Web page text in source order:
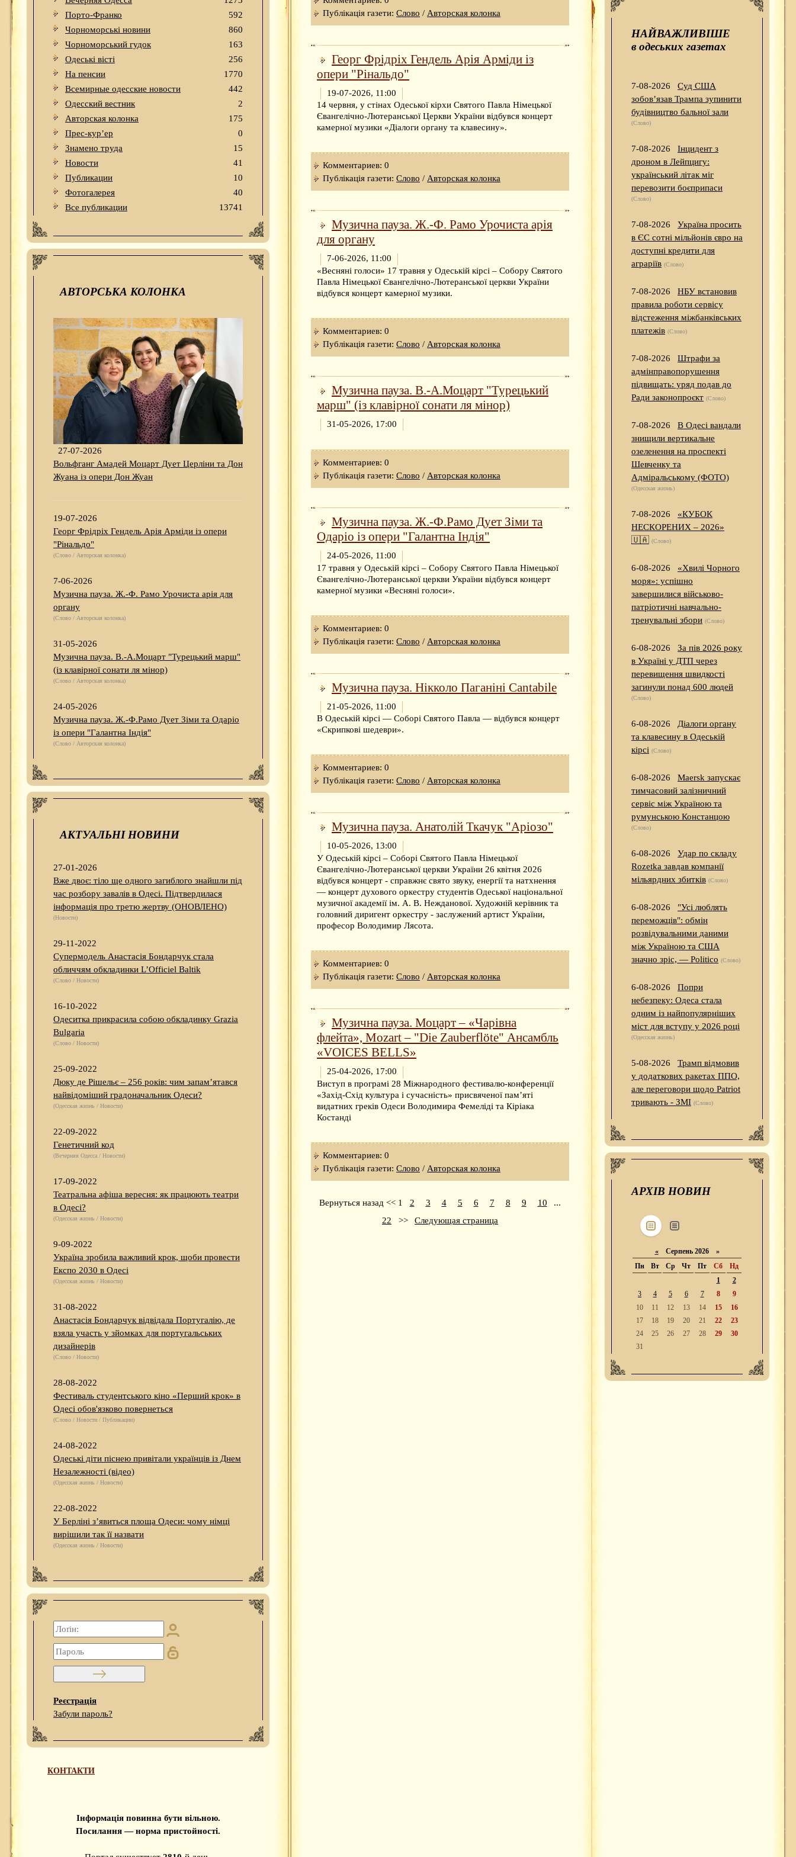
Порто-Франко
592
Чорноморські новини
860
Чорноморський гудок
163
Одеськi вiстi
256
На пенсии
1770
Всемирные одесские новости
442
Одесский вестник
2
Авторская колонка
175
Прес-кур’ер
0
Знамено труда
15
Новости
41
Публикации
10
Фотогалерея
40
Все публикации
13741
АВТОРСЬКА КОЛОНКА
27-07-2026
Вольфганг Амадей Моцарт Дует Церліни та Дон
Жуана із опери Дон Жуан
19-07-2026
Георг Фрідріх Гендель Арія Арміди із опери
"Рінальдо"
(Слово / Авторская колонка)
7-06-2026
Музична пауза. Ж.-Ф. Рамо Урочиста арія для
органу
(Слово / Авторская колонка)
31-05-2026
Музична пауза. В.-А.Моцарт "Турецький марш"
(із клавірної сонати ля мінор)
(Слово / Авторская колонка)
24-05-2026
Музична пауза. Ж.-Ф.Рамо Дует Зіми та Одаріо
із опери "Галантна Індія"
(Слово / Авторская колонка)
АКТУАЛЬНІ НОВИНИ
27-01-2026
Вже двоє: тіло ще одного загиблого знайшли під
час розбору завалів в Одесі. Підтвердилася
інформація про третю жертву (ОНОВЛЕНО)
(Новости)
29-11-2022
Супермодель Анастасія Бондарчук стала
обличчям обкладинки L’Officiel Baltik
(Слово / Новости)
16-10-2022
Одеситка прикрасила собою обкладинку Grazia
Bulgaria
(Слово / Новости)
25-09-2022
Дюку де Рішельє – 256 років: чим запам’ятався
найвідоміший градоначальник Одеси?
(Одесская жизнь / Новости)
22-09-2022
Генетичний код
(Вечерняя Одесса / Новости)
17-09-2022
Театральна афіша вересня: як працюють театри
в Одесі?
(Одесская жизнь / Новости)
9-09-2022
Україна зробила важливий крок, щоби провести
Експо 2030 в Одесі
(Одесская жизнь / Новости)
31-08-2022
Анастасія Бондарчук відвідала Португалію, де
взяла участь у зйомках для португальських
дизайнерів
(Слово / Новости)
28-08-2022
Фестиваль студентського кіно «Перший крок» в
Одесі обов'язково повернеться
(Слово / Новости / Публикации)
24-08-2022
Одеські діти піснею привітали українців із Днем
Незалежності (відео)
(Одесская жизнь / Новости)
22-08-2022
У Берліні з’явиться площа Одеси: чому німці
вирішили так її назвати
(Одесская жизнь / Новости)
Реєстрація
Забули пароль?
КОНТАКТИ
Інформація повинна бути вільною.
Посилання — норма пристойності.
Публікація газети: Слово / Авторская колонка
Георг Фрідріх Гендель Арія Арміди із
опери "Рінальдо"
19-07-2026, 11:00
14 червня, у стінах Одеської кірхи Святого Павла Німецької
Євангелічно-Лютеранської Церкви України відбувся концерт
камерної музики «Діалоги органу та клавесину».
Комментариев: 0
Публікація газети: Слово / Авторская колонка
Музична пауза. Ж.-Ф. Рамо Урочиста арія
для органу
7-06-2026, 11:00
«Весняні голоси» 17 травня у Одеській кірсі – Собору Святого
Павла Німецької Євангелічно-Лютеранської церкви України
відбувся концерт камерної музики.
Комментариев: 0
Публікація газети: Слово / Авторская колонка
Музична пауза. В.-А.Моцарт "Турецький
марш" (із клавірної сонати ля мінор)
31-05-2026, 17:00
Комментариев: 0
Публікація газети: Слово / Авторская колонка
Музична пауза. Ж.-Ф.Рамо Дует Зіми та
Одаріо із опери "Галантна Індія"
24-05-2026, 11:00
17 травня у Одеській кірсі – Собору Святого Павла Німецької
Євангелічно-Лютеранської церкви України відбувся концерт
камерної музики «Весняні голоси».
Комментариев: 0
Публікація газети: Слово / Авторская колонка
Музична пауза. Нікколо Паганіні Cantabile
21-05-2026, 11:00
В Одеській кірсі — Соборі Святого Павла — відбувся концерт
«Скрипкові шедеври».
Комментариев: 0
Публікація газети: Слово / Авторская колонка
Музична пауза. Анатолій Ткачук "Аріозо"
10-05-2026, 13:00
У Одеській кірсі – Соборі Святого Павла Німецької
Євангелічно-Лютеранської церкви України 26 квітня 2026
відбувся концерт - справжнє свято звуку, енергії та натхнення
— концерт духового оркестру студентів Одеської національної
музичної академії ім. А. В. Нежданової. Художній керівник та
головний диригент оркестру - заслужений артист України,
професор Володимир Лясота.
Комментариев: 0
Публікація газети: Слово / Авторская колонка
Музична пауза. Моцарт – «Чарівна
флейта», Mozart – "Die Zauberflöte" Ансамбль
«VOICES BELLS»
25-04-2026, 17:00
Виступ в програмі 28 Міжнародного фестивалю-конференції
«Захід-Схід культура і сучасність» присвяченої пам’яті
видатних греків Одеси Володимира Фемеліді та Кіріака
Костанді
Комментариев: 0
Публікація газети: Слово / Авторская колонка
Вернуться назад << 1 2 3 4 5 6 7 8 9 10
...
22
>> Следующая страница
НАЙВАЖЛИВІШЕ
в одеських газетах
7-08-2026
Суд США
зобов’язав Трампа зупинити
будівництво бальної зали
(Слово)
7-08-2026
Інцидент з
дроном в Лейпцигу:
український літак міг
перевозити боєприпаси
(Слово)
7-08-2026
Україна просить
в ЄС сотні мільйонів євро на
доступні кредити для
аграріїв (Слово)
7-08-2026
НБУ встановив
правила роботи сервісу
відстеження міжбанківських
платежів (Слово)
7-08-2026
Штрафи за
адмінправопорушення
підвищать: уряд подав до
Ради законопроєкт (Слово)
7-08-2026
В Одесі вандали
знищили вертикальне
озеленення на проспекті
Шевченку та
Адміральському (ФОТО)
(Одесская жизнь)
7-08-2026
«КУБОК
НЕСКОРЕНИХ – 2026»
🇺🇦 (Слово)
6-08-2026
«Хвилі Чорного
моря»: успішно
завершилися військово-
патріотичні навчально-
тренувальні збори (Слово)
6-08-2026
За пів 2026 року
в Україні у ДТП через
перевищення швидкості
загинули понад 600 людей
(Слово)
6-08-2026
Діалоги органу
та клавесину в Одеській
кірсі (Слово)
6-08-2026
Maersk запускає
тимчасовий залізничний
сервіс між Україною та
румунською Констанцою
(Слово)
6-08-2026
Удар по складу
Rozetka завдав компанії
мільярдних збитків (Слово)
6-08-2026
"Усі люблять
переможців": обмін
розвідувальними даними
між Україною та США
значно зріс, — Politico (Слово)
6-08-2026
Попри
небезпеку: Одеса стала
одним із найпопулярніших
міст для вступу у 2026 році
(Одесская жизнь)
5-08-2026
Трамп відмовив
у додаткових ракетах ППО,
але переговори щодо Patriot
тривають - ЗМІ (Слово)
АРХІВ НОВИН
«Серпень 2026 »
Пн
Вт Ср Чт Пт Сб
Нд
1
2
3
4 5 6 7 8
9
10
11 12 13 14 15
16
17
18 19 20 21 22
23
24
25 26 27 28 29
30
31